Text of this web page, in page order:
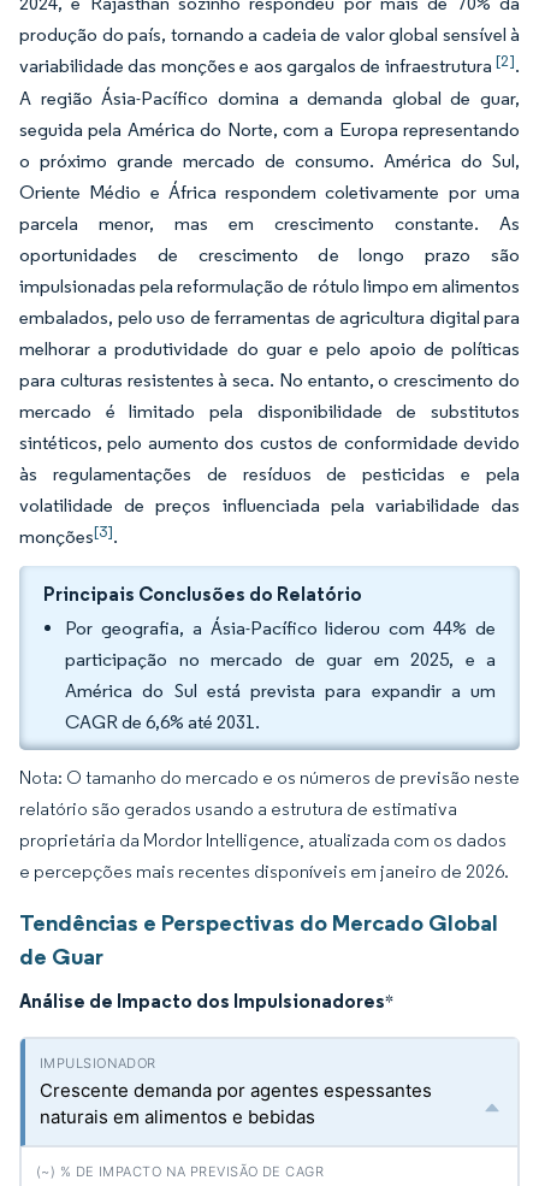
produção do país, tornando a cadeia de valor global sensível à
variabilidade das monções e aos gargalos de infraestrutura [2].
A região Ásia-Pacífico domina a demanda global de guar,
seguida pela América do Norte, com a Europa representando
o próximo grande mercado de consumo. América do Sul,
Oriente Médio e África respondem coletivamente por uma
parcela menor, mas em crescimento constante. As
oportunidades de crescimento de longo prazo são
impulsionadas pela reformulação de rótulo limpo em alimentos
embalados, pelo uso de ferramentas de agricultura digital para
melhorar a produtividade do guar e pelo apoio de políticas
para culturas resistentes à seca. No entanto, o crescimento do
mercado é limitado pela disponibilidade de substitutos
sintéticos, pelo aumento dos custos de conformidade devido
às regulamentações de resíduos de pesticidas e pela
volatilidade de preços influenciada pela variabilidade das
monções[3].
Principais Conclusões do Relatório
Por geografia, a Ásia-Pacífico liderou com 44% de
participação no mercado de guar em 2025, e a
América do Sul está prevista para expandir a um
CAGR de 6,6% até 2031.
Nota: O tamanho do mercado e os números de previsão neste
relatório são gerados usando a estrutura de estimativa
proprietária da Mordor Intelligence, atualizada com os dados
e percepções mais recentes disponíveis em janeiro de 2026.
Tendências e Perspectivas do Mercado Global
de Guar
Análise de Impacto dos Impulsionadores*
Crescente demanda por agentes espessantes
naturais em alimentos e bebidas